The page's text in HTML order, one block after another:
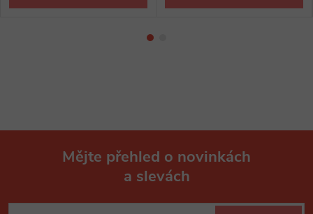
Mějte přehled o novinkách
a slevách